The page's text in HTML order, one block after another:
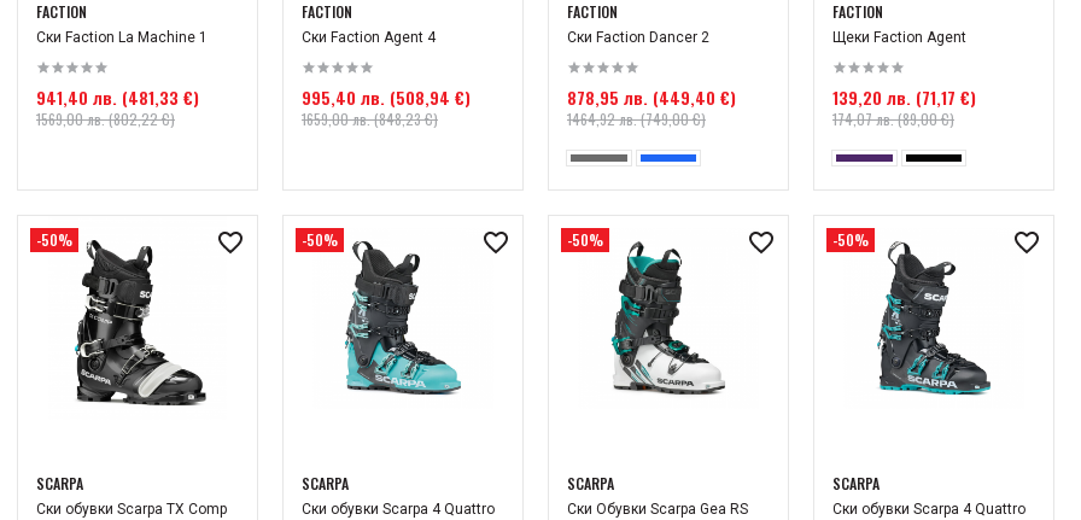
FACTION
Ски Faction La Machine 1
941,40 лв. (481,33 €)
1569,00 лв. (802,22 €)
FACTION
Ски Faction Agent 4
995,40 лв. (508,94 €)
1659,00 лв. (848,23 €)
FACTION
Ски Faction Dancer 2
878,95 лв. (449,40 €)
1464,92 лв. (749,00 €)
FACTION
Щеки Faction Agent
139,20 лв. (71,17 €)
174,07 лв. (89,00 €)
-50%
SCARPA
Ски обувки Scarpa TX Comp
-50%
SCARPA
Ски обувки Scarpa 4 Quattro
-50%
SCARPA
Ски Обувки Scarpa Gea RS
-50%
SCARPA
Ски обувки Scarpa 4 Quattro